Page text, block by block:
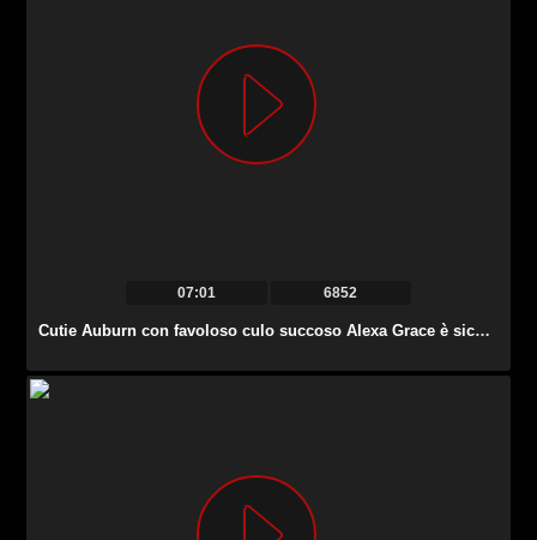
07:01 6852
Cutie Auburn con favoloso culo succoso Alexa Grace è sicuramente una brava cowgirl.